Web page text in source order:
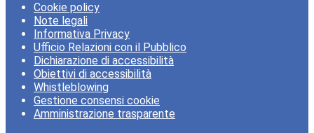
Cookie policy
Note legali
Informativa Privacy
Ufficio Relazioni con il Pubblico
Dichiarazione di accessibilità
Obiettivi di accessibilità
Whistleblowing
Gestione consensi cookie
Amministrazione trasparente